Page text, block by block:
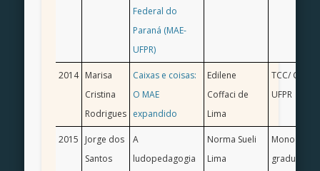
Federal do
Paraná (MAE-
UFPR)
2014 Marisa
Cristina
Rodrigues
Caixas e coisas:
O MAE
expandido
Edilene
Coffaci de
Lima
TCC/
UFPR
2015
Jorge dos
Santos
A
ludopedagogia
Norma Sueli
Lima